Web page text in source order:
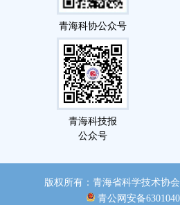
青海科协公众号
青海科技报
公众号
版权所有：青海省科学技术协会
青公网安备